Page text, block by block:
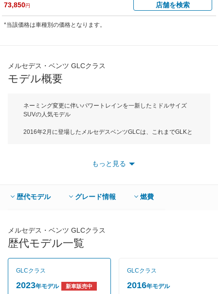
73,850円
店舗を検索
*当該価格は車種別の価格となります。
メルセデス・ベンツ GLCクラス
モデル概要
ネーミング変更に伴いパワートレインを一新したミドルサイズ
SUVの人気モデル
2016年2月に登場したメルセデスベンツGLCは、これまでGLKと
クラスと同等の安全/快適装備を備えるという意味も込められてい
内空間が広くなり、快適性が向上したボディはCd値0.31という優
れた空力特性を実現し、燃費効率を高めている。搭載されている
ATが組み合わされることで、高い静粛性と燃費性能を両立してい
る。その結果、JC08モード燃費は13.4km/Lを実現している。駆
動方式は最新のフルタイム4WDシステム、4MATICを搭載し、エ
レーダーセーフティパッケージをはじめとする安全運転支援シス
テムを標準装備。様々なレーダーやカメラによって安全支援を行
っている。グレードはGLC250 4マチック、GLC250 4マチック
もっと見る
歴代モデル グレード情報 燃費
メルセデス・ベンツ GLCクラス
歴代モデル一覧
GLCクラス
2023年モデル 新車販売中
GLCクラス
2016年モデル